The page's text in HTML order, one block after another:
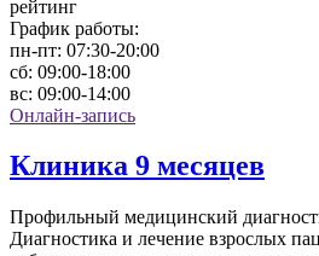
рейтинг
График работы:
пн-пт: 07:30-20:00
сб: 09:00-18:00
вс: 09:00-14:00
Онлайн-запись
Клиника 9 месяцев
Профильный медицинский
Диагностика и лечение взрослых